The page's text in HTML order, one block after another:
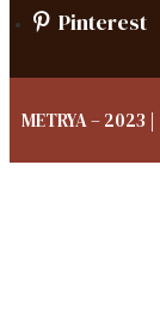
Pinterest
METRYA – 2023